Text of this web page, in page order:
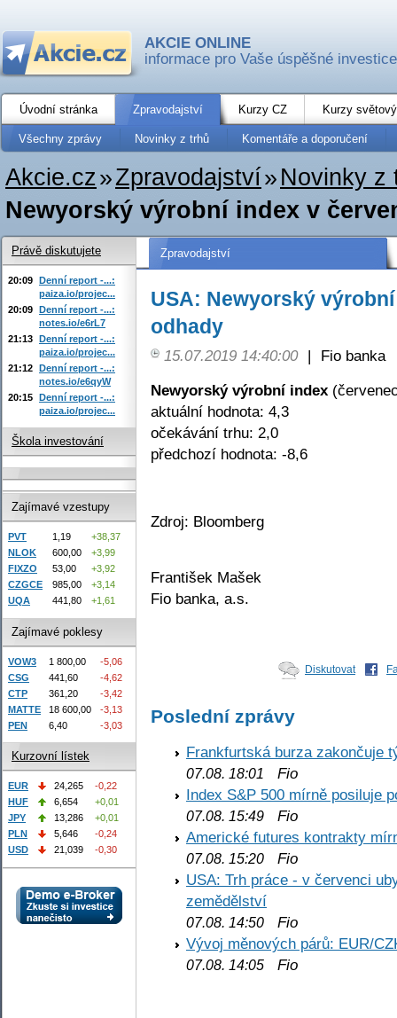
AKCIE ONLINE
informace pro Vaše úspěšné investice
Úvodní stránka Zpravodajství Kurzy CZ Kurzy
Všechny zprávy Novinky z trhů Komentáře a doporučení
Akcie.cz»Zpravodajství» Novinky z
Newyorský výrobní index v
Zpravodajství
USA: Newyorský
odhady
15.07.2019 14:40:00 |
Fio banka
Newyorský výrobní index
aktuální hodnota: 4,3
očekávání trhu: 2,0
předchozí hodnota: -8,6
Zdroj: Bloomberg
František Mašek
Fio banka, a.s.
Diskutovat
Poslední zprávy
Frankfurtská burza zakončuje
07.08. 18:01
Fio
Index S&P 500 mírně posiluje
07.08. 15:49 Fio
Americké futures kontrakty
07.08. 15:20 Fio
USA: Trh práce - v červenci
zemědělství
07.08. 14:50 Fio
Vývoj měnových párů: EUR/
07.08. 14:05 Fio
Právě diskutujete
20:09 Denní report -...:
paiza.io/projec...
20:09 Denní report -...:
notes.io/e6rL7
21:13 Denní report -...:
paiza.io/projec...
21:12 Denní report -...:
notes.io/e6qyW
20:15 Denní report -...:
paiza.io/projec...
Škola investování
Zajímavé vzestupy
PVT 1,19
+38,37
NLOK
600,00
+3,99
FIXZO
53,00
+3,92
CZGCE
985,00
+3,14
UQA
441,80 +1,61
Zajímavé poklesy
VOW3 1 800,00
-5,06
CSG
441,60
-4,62
CTP
361,20
-3,42
MATTE
18 600,00
-3,13
PEN
6,40 -3,03
Kurzovní lístek
EUR 24,265
-0,22
HUF
6,654
+0,01
JPY
13,286
+0,01
PLN
5,646
-0,24
USD
21,039 -0,30